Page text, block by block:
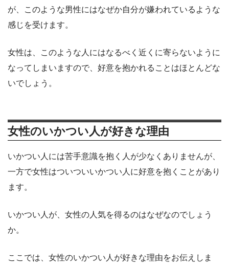
が、このような男性にはなぜか自分が嫌われているような
感じを受けます。
女性は、このような人にはなるべく近くに寄らないように
なってしまいますので、好意を抱かれることはほとんどな
いでしょう。
女性のいかつい人が好きな理由
いかつい人には苦手意識を抱く人が少なくありませんが、
一方で女性はついついいかつい人に好意を抱くことがあり
ます。
いかつい人が、女性の人気を得るのはなぜなのでしょう
か。
ここでは、女性のいかつい人が好きな理由をお伝えしま